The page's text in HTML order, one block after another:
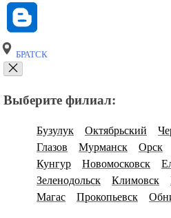
БРАТСК
Выберите филиал:
Бузулук Октябрьский
Глазов
Мурманск Орск
Кунгур
Новомосковск
Зеленодольск
Климовск
Магас
Прокопьевск